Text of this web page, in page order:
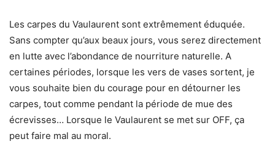
Les carpes du Vaulaurent sont extrêmement éduquée.
Sans compter qu’aux beaux jours, vous serez directement
en lutte avec l’abondance de nourriture naturelle. A
certaines périodes, lorsque les vers de vases sortent, je
vous souhaite bien du courage pour en détourner les
carpes, tout comme pendant la période de mue des
écrevisses… Lorsque le Vaulaurent se met sur OFF, ça
peut faire mal au moral.